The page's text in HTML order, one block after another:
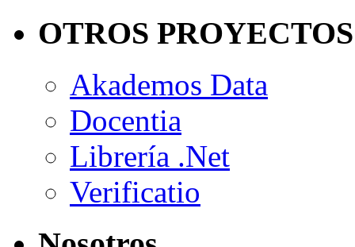
OTROS PROYECTOS
Akademos Data
Docentia
Librería .Net
Verificatio